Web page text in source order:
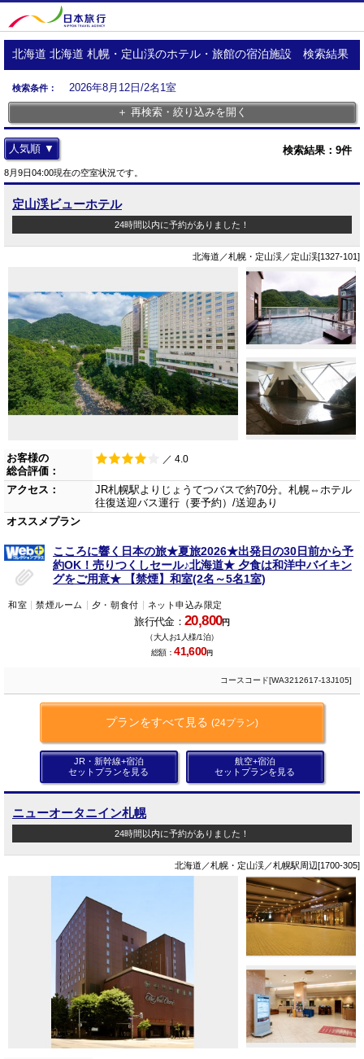
北海道 北海道 札幌・定山渓のホテル・旅館の宿泊施設 検索結果
検索条件：
2026年8月12日/2名1室
＋ 再検索・絞り込みを開く
検索結果： 9件
人気順 ▼
8月9日04:00現在の空室状況です。
定山渓ビューホテル
24時間以内に予約がありました！
北海道／札幌・定山渓／定山渓[1327-101]
お客様の
総合評価：
／ 4.0
アクセス：
JR札幌駅よりじょうてつバスで約70分。札幌⇔ホテル
往復送迎バス運行（要予約）/送迎あり
オススメプラン
こころに響く日本の旅★夏旅2026★出発日の30日前から予
約OK！売りつくしセール♪北海道★ 夕食は和洋中バイキン
グをご用意★ 【禁煙】和室(2名～5名1室)
和室 禁煙ルーム 夕・朝食付 ネット申込み限定
旅行代金：20,800円
（大人お1人様/1泊）
総額：41,600円
コースコード[WA3212617-13J105]
プランをすべて見る (24プラン)
JR・新幹線+宿泊
セットプランを見る
航空+宿泊
セットプランを見る
ニューオータニイン札幌
24時間以内に予約がありました！
北海道／札幌・定山渓／札幌駅周辺[1700-305]